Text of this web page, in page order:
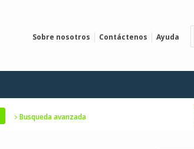
Sobre nosotros Contáctenos Ayuda
Busqueda avanzada